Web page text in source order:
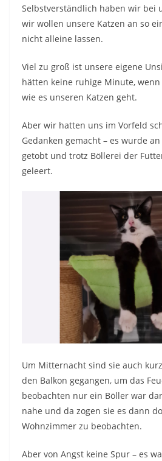
Selbstverständlich haben wir bei
wir wollen unsere Katzen an so
nicht alleine lassen.
Viel zu groß ist unsere eigene
hätten keine ruhige Minute,
wie es unseren Katzen geht.
Aber wir hatten uns im Vorfeld
Gedanken gemacht – es wurde
getobt und trotz Böllerei der
geleert.
Um Mitternacht sind sie auch
den Balkon gegangen, um das
beobachten nur ein Böller war
nahe und da zogen sie es dann
Wohnzimmer zu beobachten.
Aber von Angst keine Spur – es